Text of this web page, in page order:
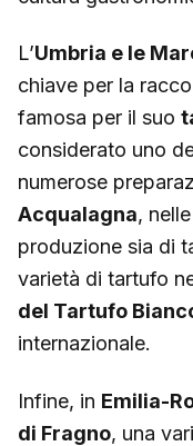
L’Umbria e le
chiave per la
famosa per il suo
considerato uno
numerose
Acqualagna,
produzione sia di
varietà di tartufo
del Tartufo
internazionale.
Infine, in Emilia-
di Fragno, una